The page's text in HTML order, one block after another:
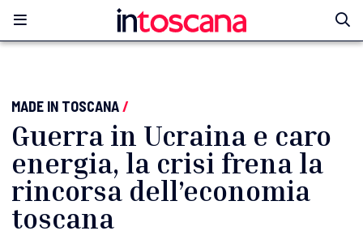
MADE IN TOSCANA/
Guerra in Ucraina e caro
energia, la crisi frena la
rincorsa dell’economia
toscana